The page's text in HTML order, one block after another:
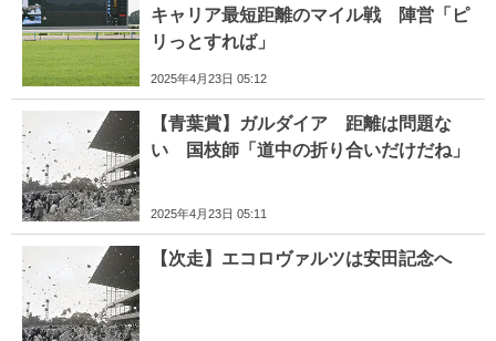
キャリア最短距離のマイル戦 陣営「ピ
リっとすれば」
2025年4月23日 05:12
【青葉賞】ガルダイア 距離は問題な
い 国枝師「道中の折り合いだけだね」
2025年4月23日 05:11
【次走】エコロヴァルツは安田記念へ